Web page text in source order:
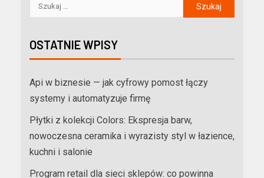
OSTATNIE WPISY
Api w biznesie — jak cyfrowy pomost łączy
systemy i automatyzuje firmę
Płytki z kolekcji Colors: Ekspresja barw,
nowoczesna ceramika i wyrazisty styl w łazience,
kuchni i salonie
Program retail dla sieci sklepów: co powinna